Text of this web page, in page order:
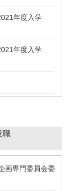
年度入学
年度入学
職
画専門委員会委